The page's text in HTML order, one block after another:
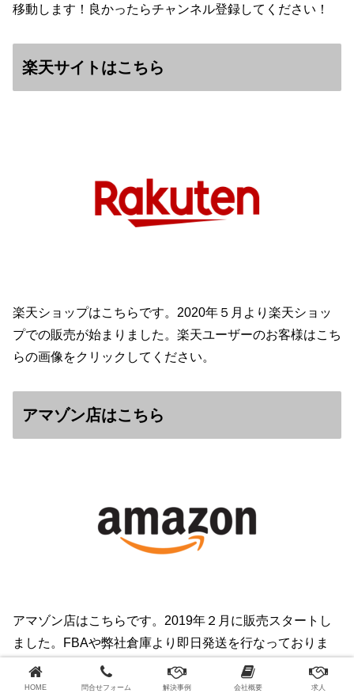
移動します！良かったらチャンネル登録してください！
楽天サイトはこちら
楽天ショップはこちらです。2020年５月より楽天ショッ
プでの販売が始まりました。楽天ユーザーのお客様はこち
らの画像をクリックしてください。
アマゾン店はこちら
アマゾン店はこちらです。2019年２月に販売スタートし
ました。FBAや弊社倉庫より即日発送を行なっておりま
す。
HOME 問合せフォーム 解決事例 会社概要 求人